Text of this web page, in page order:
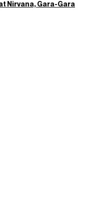
Nirvana, Gara-Gara